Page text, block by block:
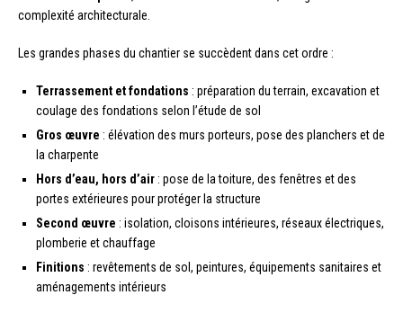
complexité architecturale.
Les grandes phases du chantier se succèdent dans cet ordre :
Terrassement et fondations : préparation du terrain, excavation et
coulage des fondations selon l’étude de sol
Gros œuvre : élévation des murs porteurs, pose des planchers et de
la charpente
Hors d’eau, hors d’air : pose de la toiture, des fenêtres et des
portes extérieures pour protéger la structure
Second œuvre : isolation, cloisons intérieures, réseaux électriques,
plomberie et chauffage
Finitions : revêtements de sol, peintures, équipements sanitaires et
aménagements intérieurs